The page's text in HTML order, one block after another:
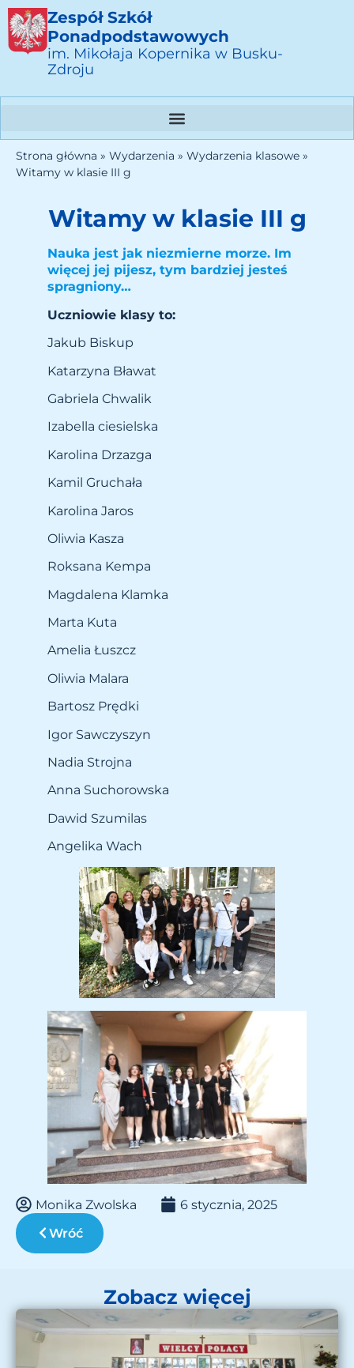
Zespół Szkół
Ponadpodstawowych
im. Mikołaja Kopernika w Busku-
Zdroju
Strona główna » Wydarzenia » Wydarzenia klasowe »
Witamy w klasie III g
Witamy w klasie III g
Nauka jest jak niezmierne morze. Im
więcej jej pijesz, tym bardziej jesteś
spragniony…
Uczniowie klasy to:
Jakub Biskup
Katarzyna Bławat
Gabriela Chwalik
Izabella ciesielska
Karolina Drzazga
Kamil Gruchała
Karolina Jaros
Oliwia Kasza
Roksana Kempa
Magdalena Klamka
Marta Kuta
Amelia Łuszcz
Oliwia Malara
Bartosz Prędki
Igor Sawczyszyn
Nadia Strojna
Anna Suchorowska
Dawid Szumilas
Angelika Wach
Monika Zwolska
6 stycznia, 2025
Wróć
Zobacz więcej